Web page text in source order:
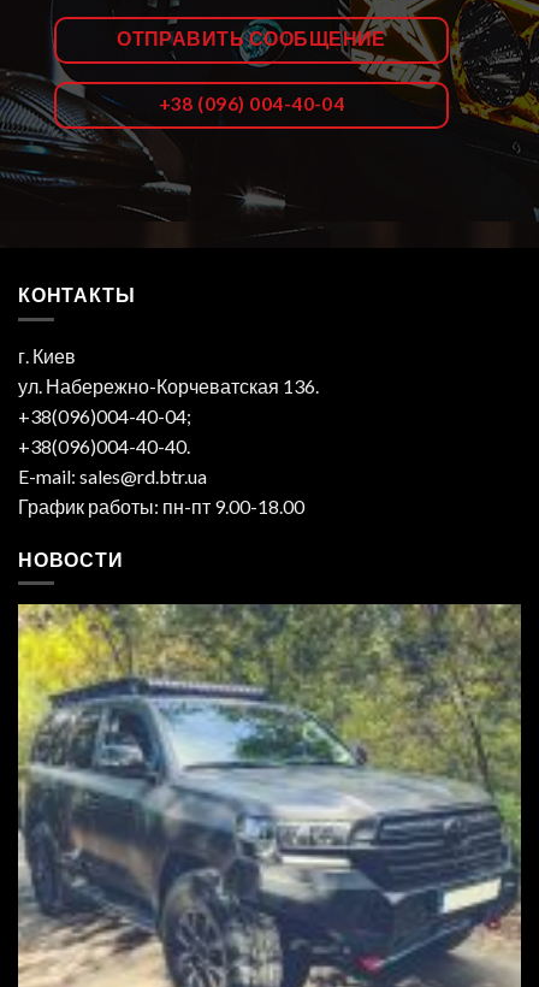
ОТПРАВИТЬ СООБЩЕНИЕ
+38 (096) 004-40-04
КОНТАКТЫ
г. Киев
ул. Набережно-Корчеватская 136.
+38(096)004-40-04;
+38(096)004-40-40.
E-mail: sales@rd.btr.ua
График работы: пн-пт 9.00-18.00
НОВОСТИ